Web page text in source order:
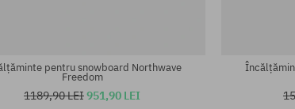
pentru snowboard Northwave
Freedom
1189,90 LEI951,90 LEI